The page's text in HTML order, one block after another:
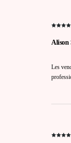
Alison
Les